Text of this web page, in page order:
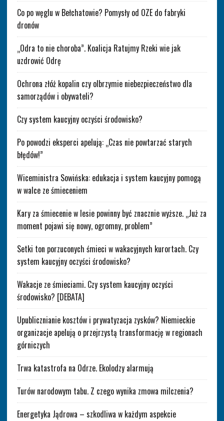
Co po węglu w Bełchatowie? Pomysły od OZE do fabryki
dronów
„Odra to nie choroba”. Koalicja Ratujmy Rzeki wie jak
uzdrowić Odrę
Ochrona złóż kopalin czy olbrzymie niebezpieczeństwo dla
samorządów i obywateli?
Czy system kaucyjny oczyści środowisko?
Po powodzi eksperci apelują: „Czas nie powtarzać starych
błędów!”
Wiceministra Sowińska: edukacja i system kaucyjny pomogą
w walce ze śmieceniem
Kary za śmiecenie w lesie powinny być znacznie wyższe. „Już za
moment pojawi się nowy, ogromny, problem”
Setki ton porzuconych śmieci w wakacyjnych kurortach. Czy
system kaucyjny oczyści środowisko?
Wakacje ze śmieciami. Czy system kaucyjny oczyści
środowisko? [DEBATA]
Upublicznianie kosztów i prywatyzacja zysków? Niemieckie
organizacje apelują o przejrzystą transformację w regionach
górniczych
Trwa katastrofa na Odrze. Ekolodzy alarmują
Turów narodowym tabu. Z czego wynika zmowa milczenia?
Energetyka Jądrowa – szkodliwa w każdym aspekcie